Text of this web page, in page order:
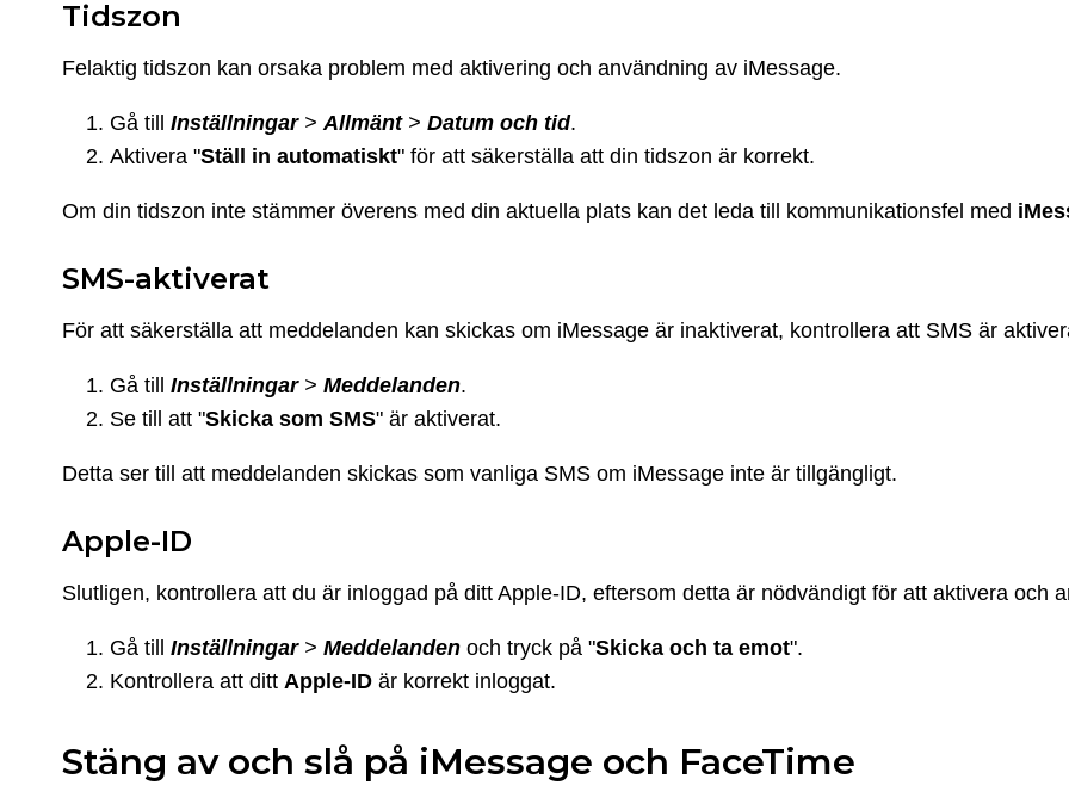
Tidszon
Felaktig tidszon kan orsaka problem med aktivering och användning av iMessage.
Gå till Inställningar>Allmänt> Datum och tid.
Aktivera "Ställ in automatiskt" för att säkerställa att din tidszon är korrekt.
Om din tidszon inte stämmer överens med din aktuella plats kan det leda till kommunikationsfel med
SMS-aktiverat
För att säkerställa att meddelanden kan skickas om iMessage är inaktiverat, kontrollera att SMS är
Gå till Inställningar> Meddelanden.
Se till att "Skicka som SMS" är aktiverat.
Detta ser till att meddelanden skickas som vanliga SMS om iMessage inte är tillgängligt.
Apple-ID
Slutligen, kontrollera att du är inloggad på ditt Apple-ID, eftersom detta är nödvändigt för att aktivera och
Gå till Inställningar> Meddelanden och tryck på "Skicka och ta emot".
Kontrollera att ditt Apple-ID är korrekt inloggat.
Stäng av och slå på iMessage och FaceTime